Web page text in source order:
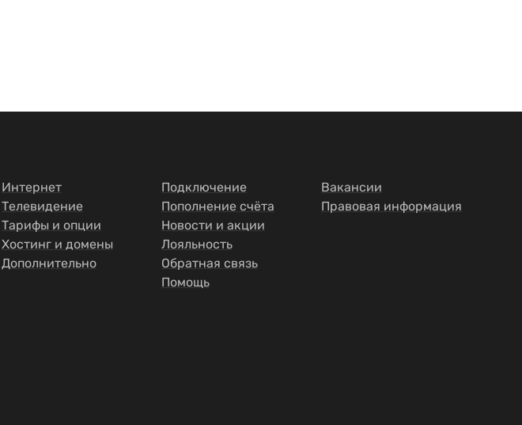
Интернет
Телевидение
Тарифы и опции
Хостинг и домены
Дополнительно
Подключение
Пополнение счёта
Новости и акции
Лояльность
Обратная связь
Помощь
Вакансии
Правовая информация